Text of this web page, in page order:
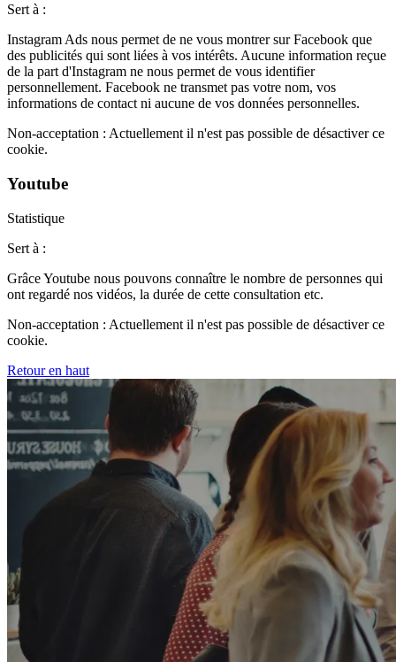
Sert à :
Instagram Ads nous permet de ne vous montrer sur Facebook que
des publicités qui sont liées à vos intérêts. Aucune information reçue
de la part d'Instagram ne nous permet de vous identifier
personnellement. Facebook ne transmet pas votre nom, vos
informations de contact ni aucune de vos données personnelles.
Non-acceptation : Actuellement il n'est pas possible de désactiver ce
cookie.
Youtube
Statistique
Sert à :
Grâce Youtube nous pouvons connaître le nombre de personnes qui
ont regardé nos vidéos, la durée de cette consultation etc.
Non-acceptation : Actuellement il n'est pas possible de désactiver ce
cookie.
Retour en haut